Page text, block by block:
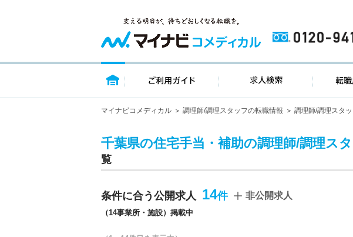
トップページ ご利用ガイド 求人検索
マイナビコメディカル 調理師/調理スタッフの転職情報 調理師/調理スタ
千葉県の住宅手当・補助の調理師/調理ス
覧
条件に合う公開求人 14
（14事業所・施設）掲載中
非公開求人